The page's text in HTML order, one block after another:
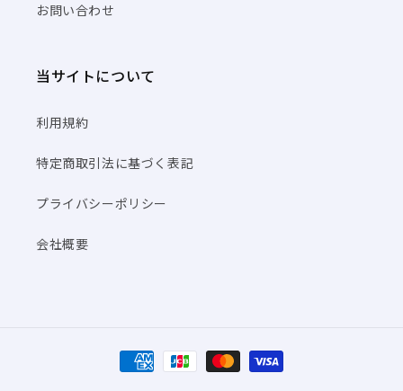
お問い合わせ
当サイトについて
利用規約
特定商取引法に基づく表記
プライバシーポリシー
会社概要
決
済